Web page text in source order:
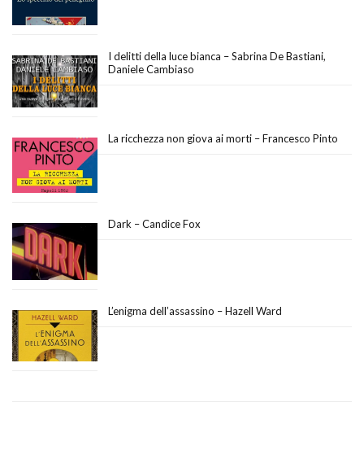
I delitti della luce bianca – Sabrina De Bastiani,
Daniele Cambiaso
La ricchezza non giova ai morti – Francesco Pinto
Dark – Candice Fox
L’enigma dell’assassino – Hazell Ward